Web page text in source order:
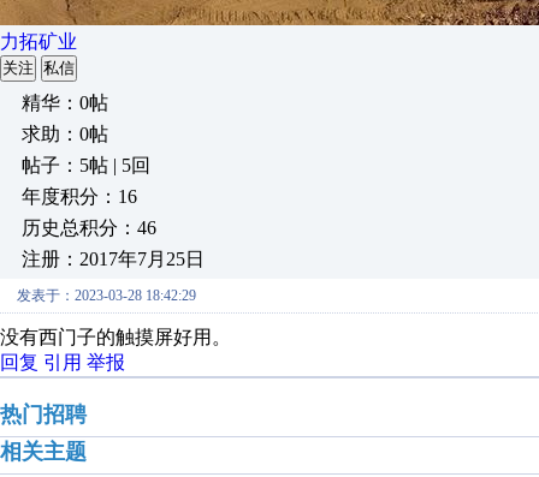
力拓矿业
关注 私信
精华：0帖
求助：0帖
帖子：5帖 | 5回
年度积分：16
历史总积分：46
注册：2017年7月25日
发表于：2023-03-28 18:42:29
没有西门子的触摸屏好用。
回复 引用 举报
热门招聘
相关主题